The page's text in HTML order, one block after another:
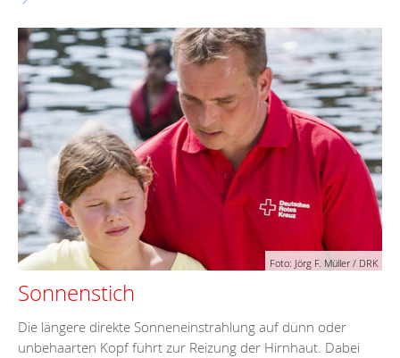
Foto: Jörg F. Müller / DRK
Sonnenstich
Die längere direkte Sonneneinstrahlung auf dünn oder
unbehaarten Kopf führt zur Reizung der Hirnhaut. Dabei